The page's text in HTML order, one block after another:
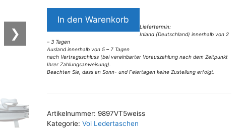
❯
9897VT5
Tasche
weiß
Menge
In den Warenkorb
Liefertermin:
Inland (Deutschland) innerhalb von 2
– 3 Tagen
Ausland innerhalb von 5 – 7 Tagen
nach Vertragsschluss (bei vereinbarter Vorauszahlung nach dem Zeitpunkt
Ihrer Zahlungsanweisung).
Beachten Sie, dass an Sonn- und Feiertagen keine Zustellung erfolgt.
l
e
Artikelnummer: 9897VT5weiss
Kategorie:Voi Ledertaschen